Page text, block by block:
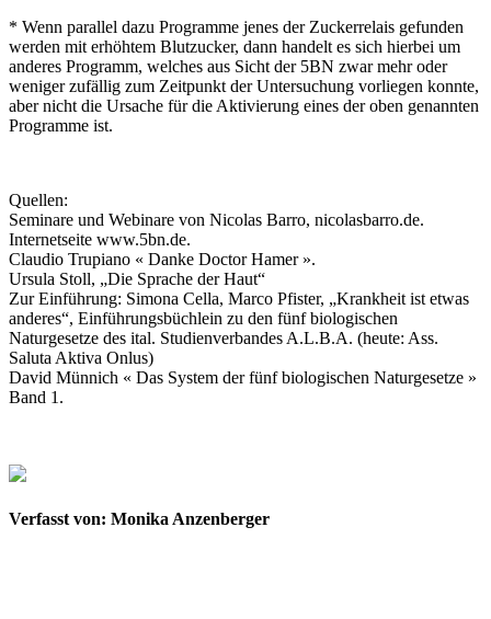
* Wenn parallel dazu Programme jenes der Zuckerrelais gefunden
werden mit erhöhtem Blutzucker, dann handelt es sich hierbei um
anderes Programm, welches aus Sicht der 5BN zwar mehr oder
weniger zufällig zum Zeitpunkt der Untersuchung vorliegen konnte,
aber nicht die Ursache für die Aktivierung eines der oben genannten
Programme ist.
Quellen:
Seminare und Webinare von Nicolas Barro, nicolasbarro.de.
Internetseite www.5bn.de.
Claudio Trupiano « Danke Doctor Hamer ».
Ursula Stoll, „Die Sprache der Haut“
Zur Einführung: Simona Cella, Marco Pfister, „Krankheit ist etwas
anderes“, Einführungsbüchlein zu den fünf biologischen
Naturgesetze des ital. Studienverbandes A.L.B.A. (heute: Ass.
Saluta Aktiva Onlus)
David Münnich « Das System der fünf biologischen Naturgesetze »
Band 1.
Verfasst von: Monika Anzenberger